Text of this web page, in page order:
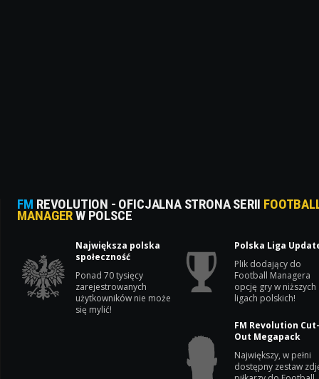
FM REVOLUTION - OFICJALNA STRONA SERII
MANAGERW POLSCE
Największa polska
społeczność
Ponad 70 tysięcy
zarejestrowanych
użytkowników nie może
się mylić!
Polska Liga
Plik dodający do
Football Managera
opcję gry w niższych
ligach polskich!
FM Revolution
Out Megapack
Największy, w pełni
dostępny zestaw